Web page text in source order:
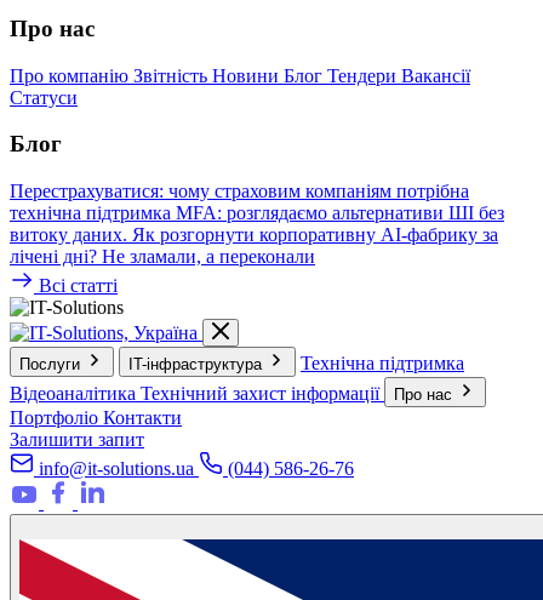
Про нас
Про компанію Звітність Новини Блог Тендери Вакансії
Статуси
Блог
Перестрахуватися: чому страховим компаніям потрібна
технічна підтримка MFA: розглядаємо альтернативи ШІ без
витоку даних. Як розгорнути корпоративну AI-фабрику за
лічені дні? Не зламали, а переконали
Всі статті
Послуги IT-інфраструктура
Технічна підтримка
Відеоаналітика Технічний захист інформації Про нас
Портфоліо Контакти
Залишити запит
info@it-solutions.ua
(044) 586-26-76